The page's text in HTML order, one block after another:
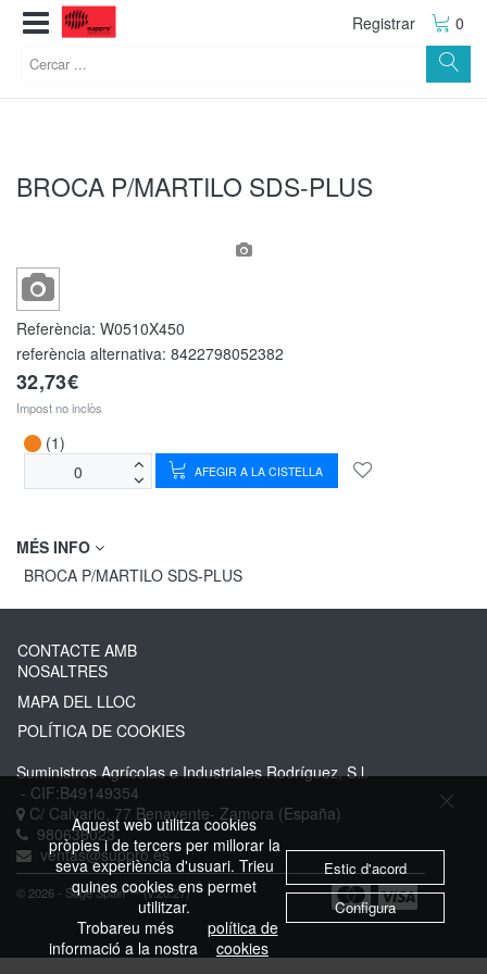
Registrar 0
BROCA P/MARTILO SDS-PLUS
Referència: W0510X450
referència alternativa: 8422798052382
32,73€
Impost no inclòs
(1)
AFEGIR A LA CISTELLA
MÉS INFO
BROCA P/MARTILO SDS-PLUS
CONTACTE AMB
NOSALTRES
MAPA DEL LLOC
POLÍTICA DE COOKIES
Suministros Agrícolas e Industriales Rodríguez, S.l.
- CIF:B49149354
C/ Calvario, 77 Benavente- Zamora (España)
980636023
ventas@suppro.es
© 2026 - Sage Spain ™ (v.20.27)
Aquest web utilitza cookies
pròpies i de tercers per millorar la
seva experiència d'usuari. Trieu
quines cookies ens permet
utilitzar.
Trobareu més
informació a la nostra
política de
cookies
Estic d'acord
Configura